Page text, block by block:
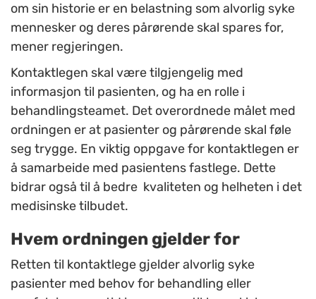
om sin historie er en belastning som alvorlig syke
mennesker og deres pårørende skal spares for,
mener regjeringen.
Kontaktlegen skal være tilgjengelig med
informasjon til pasienten, og ha en rolle i
behandlingsteamet. Det overordnede målet med
ordningen er at pasienter og pårørende skal føle
seg trygge. En viktig oppgave for kontaktlegen er
å samarbeide med pasientens fastlege. Dette
bidrar også til å bedre kvaliteten og helheten i det
medisinske tilbudet.
Hvem ordningen gjelder for
Retten til kontaktlege gjelder alvorlig syke
pasienter med behov for behandling eller